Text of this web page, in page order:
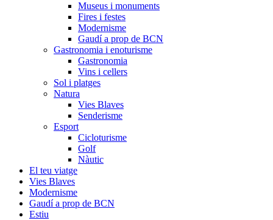
Museus i monuments
Fires i festes
Modernisme
Gaudí a prop de BCN
Gastronomia i enoturisme
Gastronomia
Vins i cellers
Sol i platges
Natura
Vies Blaves
Senderisme
Esport
Cicloturisme
Golf
Nàutic
El teu viatge
Vies Blaves
Modernisme
Gaudí a prop de BCN
Estiu